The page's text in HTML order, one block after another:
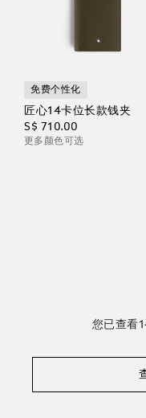
免费个性化
匠心14卡位长款钱夹
S$ 710.00
更多颜色可选
您已查看